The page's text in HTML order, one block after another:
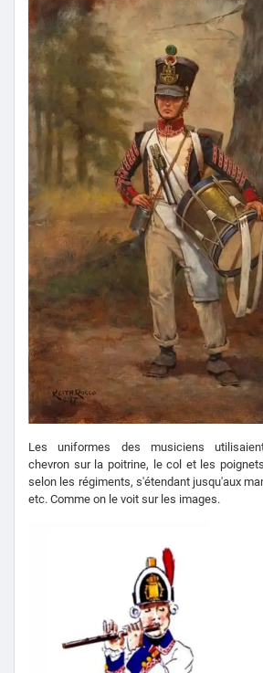
Les uniformes des musiciens
chevron sur la poitrine, le col et les
selon les régiments, s'étendant jusqu'aux
etc. Comme on le voit sur les images.